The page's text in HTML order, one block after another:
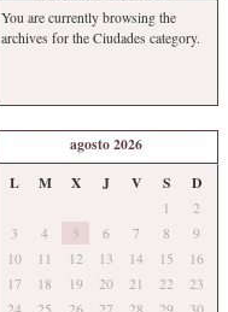
You are currently browsing the
archives for the Ciudades category.
agosto 2026
L
M X J V S D
1
2
3
4 5 6 7 8
9
10
11 12 13 14 15
16
17
18 19 20 21 22
23